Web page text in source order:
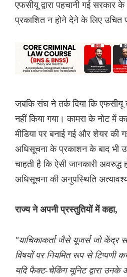
एफसीयू द्वारा पहचानी गई सरकार
प्रकाशित न होने देने के लिए उचित
जबकि संघ ने तर्क दिया कि
नहीं किया गया। कामरा के नोट में
मीडिया पर बनाई गई और शेयर की
अधिसूचना के प्रकाशन के बाद भी
चाहती है कि ऐसी जानकारी अवरुद्ध
अधिसूचना की अनुपस्थिति
राज्य ने अपनी प्रस्तुतियों में कहा,
"याचिकाकर्ता जैसे यूजर्स जो केंद्र
विषयों पर नियमित रूप से
यदि फैक्ट-चेकिंग यूनिट द्वारा